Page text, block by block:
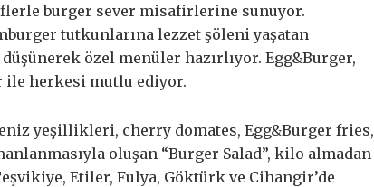
burger sever misafirlerine sunuyor.
tutkunlarına lezzet şöleni yaşatan
özel menüler hazırlıyor. Egg&Burger,
ile herkesi mutlu ediyor.
yeşillikleri, cherry domates, Egg&Burger fries,
oluşan “Burger Salad”, kilo almadan
Etiler, Fulya, Göktürk ve Cihangir’de